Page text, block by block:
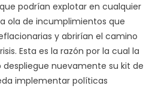
podrían explotar en cualquier
ola de incumplimientos que
y abrirían el camino
Esta es la razón por la cual la
despliegue nuevamente su kit de
implementar políticas